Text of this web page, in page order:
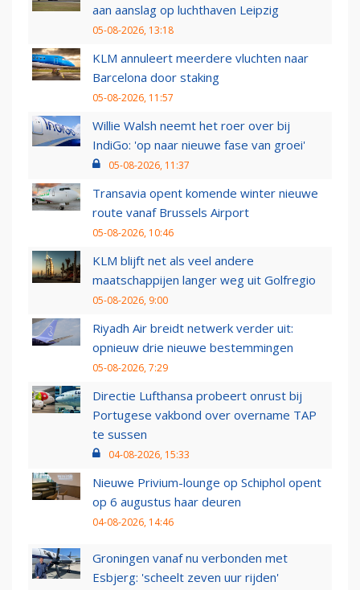
aan aanslag op luchthaven Leipzig
05-08-2026, 13:18
KLM annuleert meerdere vluchten naar
Barcelona door staking
05-08-2026, 11:57
Willie Walsh neemt het roer over bij
IndiGo: 'op naar nieuwe fase van groei'
05-08-2026, 11:37
Transavia opent komende winter nieuwe
route vanaf Brussels Airport
05-08-2026, 10:46
KLM blijft net als veel andere
maatschappijen langer weg uit Golfregio
05-08-2026, 9:00
Riyadh Air breidt netwerk verder uit:
opnieuw drie nieuwe bestemmingen
05-08-2026, 7:29
Directie Lufthansa probeert onrust bij
Portugese vakbond over overname TAP
te sussen
04-08-2026, 15:33
Nieuwe Privium-lounge op Schiphol opent
op 6 augustus haar deuren
04-08-2026, 14:46
Groningen vanaf nu verbonden met
Esbjerg: 'scheelt zeven uur rijden'